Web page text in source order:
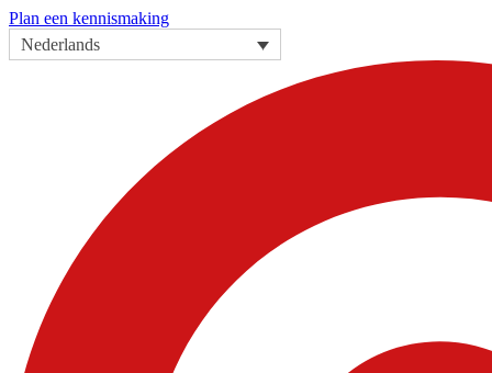
Plan een kennismaking
Nederlands